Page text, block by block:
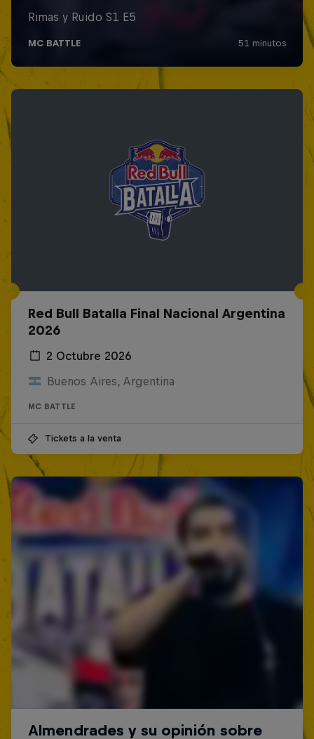
Red Bull Batalla Final Nacional Argentina
2026
2 Octubre 2026
Buenos Aires, Argentina
MC BATTLE
Tickets a la venta